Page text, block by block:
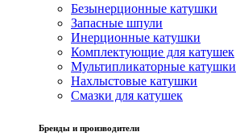
Безынерционные катушки
Запасные шпули
Инерционные катушки
Комплектующие для катушек
Мультипликаторные катушки
Нахлыстовые катушки
Смазки для катушек
Бренды и производители